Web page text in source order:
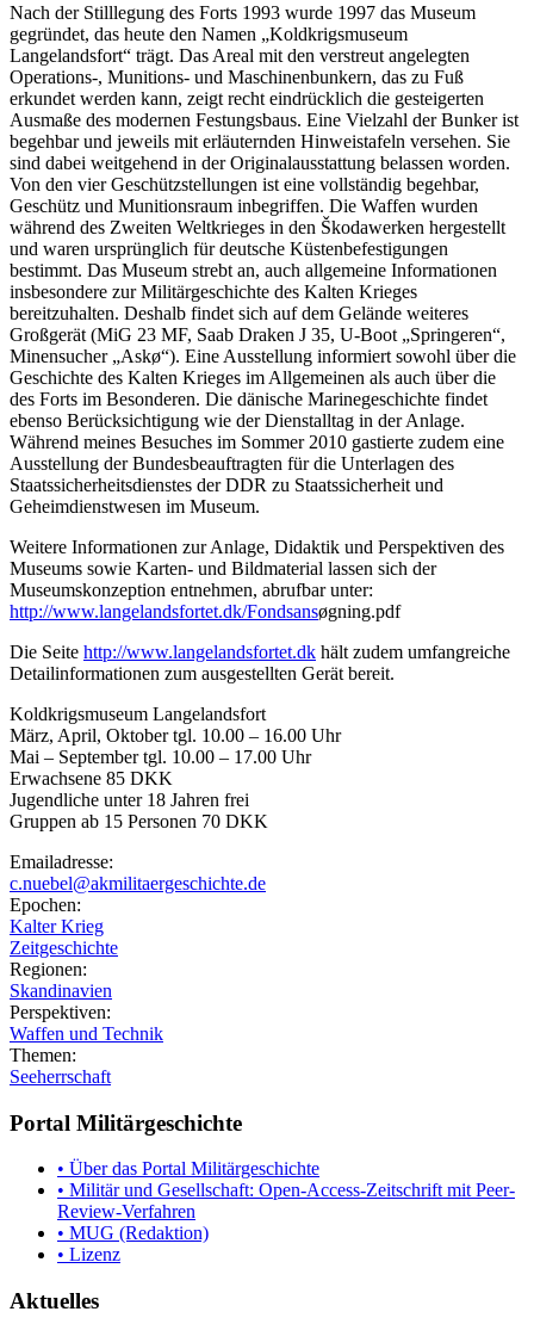
Nach der Stilllegung des Forts 1993 wurde 1997 das Museum
gegründet, das heute den Namen „Koldkrigsmuseum
Langelandsfort“ trägt. Das Areal mit den verstreut angelegten
Operations-, Munitions- und Maschinenbunkern, das zu Fuß
erkundet werden kann, zeigt recht eindrücklich die gesteigerten
Ausmaße des modernen Festungsbaus. Eine Vielzahl der Bunker ist
begehbar und jeweils mit erläuternden Hinweistafeln versehen. Sie
sind dabei weitgehend in der Originalausstattung belassen worden.
Von den vier Geschützstellungen ist eine vollständig begehbar,
Geschütz und Munitionsraum inbegriffen. Die Waffen wurden
während des Zweiten Weltkrieges in den Škodawerken hergestellt
und waren ursprünglich für deutsche Küstenbefestigungen
bestimmt. Das Museum strebt an, auch allgemeine Informationen
insbesondere zur Militärgeschichte des Kalten Krieges
bereitzuhalten. Deshalb findet sich auf dem Gelände weiteres
Großgerät (MiG 23 MF, Saab Draken J 35, U-Boot „Springeren“,
Minensucher „Askø“). Eine Ausstellung informiert sowohl über die
Geschichte des Kalten Krieges im Allgemeinen als auch über die
des Forts im Besonderen. Die dänische Marinegeschichte findet
ebenso Berücksichtigung wie der Dienstalltag in der Anlage.
Während meines Besuches im Sommer 2010 gastierte zudem eine
Ausstellung der Bundesbeauftragten für die Unterlagen des
Staatssicherheitsdienstes der DDR zu Staatssicherheit und
Geheimdienstwesen im Museum.
Weitere Informationen zur Anlage, Didaktik und Perspektiven des
Museums sowie Karten- und Bildmaterial lassen sich der
Museumskonzeption entnehmen, abrufbar unter:
http://www.langelandsfortet.dk/Fondsansøgning.pdf
Die Seite http://www.langelandsfortet.dk hält zudem umfangreiche
Detailinformationen zum ausgestellten Gerät bereit.
Koldkrigsmuseum Langelandsfort
März, April, Oktober tgl. 10.00 – 16.00 Uhr
Mai – September tgl. 10.00 – 17.00 Uhr
Erwachsene 85 DKK
Jugendliche unter 18 Jahren frei
Gruppen ab 15 Personen 70 DKK
Emailadresse:
c.nuebel@akmilitaergeschichte.de
Epochen:
Kalter Krieg
Zeitgeschichte
Regionen:
Skandinavien
Perspektiven:
Waffen und Technik
Themen:
Seeherrschaft
Portal Militärgeschichte
• Über das Portal Militärgeschichte
• Militär und Gesellschaft: Open-Access-Zeitschrift mit Peer-
Review-Verfahren
• MUG (Redaktion)
• Lizenz
Aktuelles